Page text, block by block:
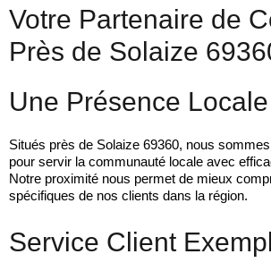
Votre Partenaire de
Près de Solaize
Une Présence Locale
Situés près de Solaize 69360, nous
pour servir la communauté locale avec
Notre proximité nous permet de mieux
spécifiques de nos clients dans la région.
Service Client